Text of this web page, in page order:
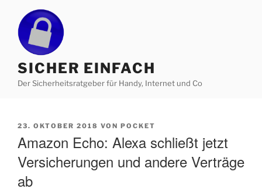
Inhalt
springen
SICHER EINFACH
Der Sicherheitsratgeber für Handy, Internet und Co
VERÖFFENTLICHT
23. OKTOBER 2018 VON POCKET
Amazon Echo: Alexa schließt jetzt
Versicherungen und andere Verträge
ab